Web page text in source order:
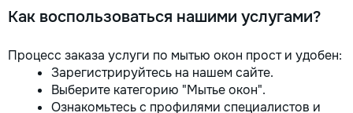
Как воспользоваться нашими услугами?
Процесс заказа услуги по мытью окон прост и удобен:
Зарегистрируйтесь на нашем сайте.
Выберите категорию "Мытье окон".
Ознакомьтесь с профилями специалистов и